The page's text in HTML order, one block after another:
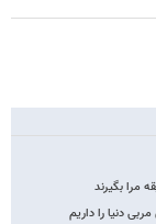
مرا بگیرند
دنیا را داریم